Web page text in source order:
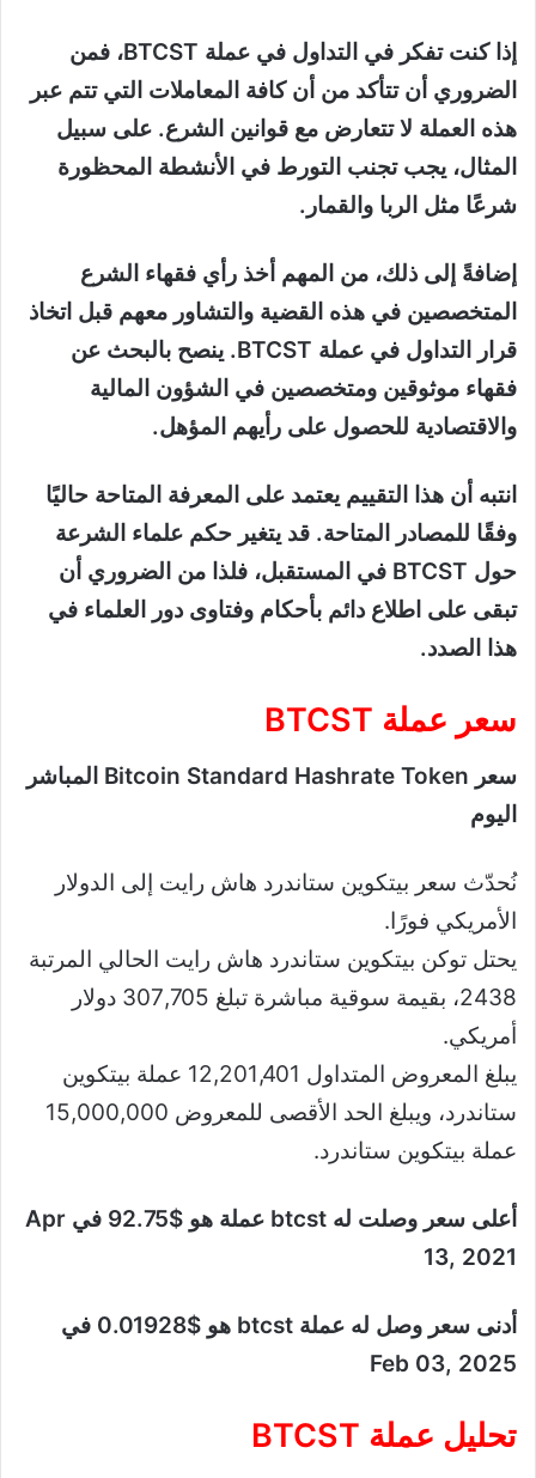
إذا كنت تفكر في التداول في عملة BTCST، فمن
الضروري أن تتأكد من أن كافة المعاملات التي تتم عبر
هذه العملة لا تتعارض مع قوانين الشرع. على سبيل
المثال، يجب تجنب التورط في الأنشطة المحظورة
شرعًا مثل الربا والقمار.
إضافةً إلى ذلك، من المهم أخذ رأي فقهاء الشرع
المتخصصين في هذه القضية والتشاور معهم قبل اتخاذ
قرار التداول في عملة BTCST. ينصح بالبحث عن
فقهاء موثوقين ومتخصصين في الشؤون المالية
والاقتصادية للحصول على رأيهم المؤهل.
انتبه أن هذا التقييم يعتمد على المعرفة المتاحة حاليًا
وفقًا للمصادر المتاحة. قد يتغير حكم علماء الشرعة
حول BTCST في المستقبل، فلذا من الضروري أن
تبقى على اطلاع دائم بأحكام وفتاوى دور العلماء في
هذا الصدد.
سعر عملة BTCST
سعر Bitcoin Standard Hashrate Token المباشر
اليوم
نُحدّث سعر بيتكوين ستاندرد هاش رايت إلى الدولار
الأمريكي فورًا.
يحتل توكن بيتكوين ستاندرد هاش رايت الحالي المرتبة
2438، بقيمة سوقية مباشرة تبلغ 307,705 دولار
أمريكي.
يبلغ المعروض المتداول 12,201,401 عملة بيتكوين
ستاندرد، ويبلغ الحد الأقصى للمعروض 15,000,000
عملة بيتكوين ستاندرد.
أعلى سعر وصلت له btcst عملة هو $92.75 في Apr
13, 2021
أدنى سعر وصل له عملة btcst هو $0.01928 في
Feb 03, 2025
تحليل عملة BTCST